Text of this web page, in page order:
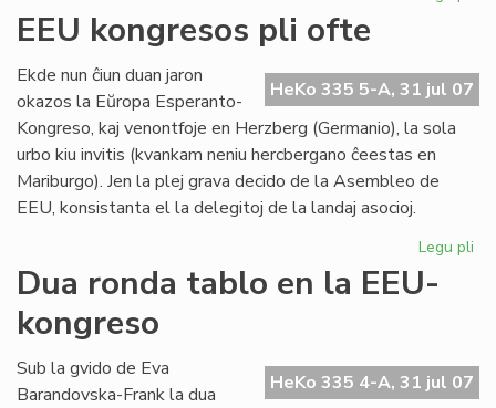
EEU kongresos pli ofte
HeKo 335 5-A, 31 jul 07
Ekde nun ĉiun duan jaron
okazos la Eŭropa Esperanto-
Kongreso, kaj venontfoje en Herzberg (Germanio), la sola
urbo kiu invitis (kvankam neniu hercbergano ĉeestas en
Mariburgo). Jen la plej grava decido de la Asembleo de
EEU, konsistanta el la delegitoj de la landaj asocioj.
Legu pli
Dua ronda tablo en la EEU-
kongreso
HeKo 335 4-A, 31 jul 07
Sub la gvido de Eva
Barandovska-Frank la dua